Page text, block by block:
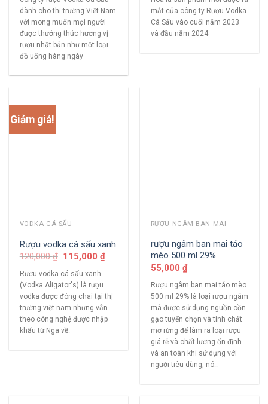
dành cho thị trường Việt Nam
với mong muốn mọi người
được thưởng thức hương vị
rượu nhật bản như một loại
đồ uống hàng ngày
mắt của công ty Rượu Vodka
Cá Sấu vào cuối năm 2023
và đầu năm 2024
Giảm giá!
VODKA CÁ SẤU
Rượu vodka cá sấu xanh
120,000₫ 115,000₫
Rượu vodka cá sấu xanh
(Vodka Aligator's) là rượu
vodka được đóng chai tại thị
trường việt nam nhưng vẫn
theo công nghệ được nhập
khẩu từ Nga về.
RƯỢU NGÂM BAN MAI
rượu ngâm ban mai táo
mèo 500 ml 29%
55,000 ₫
Rượu ngâm ban mai táo mèo
500 ml 29% là loại rượu ngâm
mà được sử dụng nguồn cồn
gạo tuyển chọn và tinh chất
mơ rừng để làm ra loại rượu
giá rẻ và chất lượng ổn định
và an toàn khi sử dụng với
người tiêu dùng, nó..